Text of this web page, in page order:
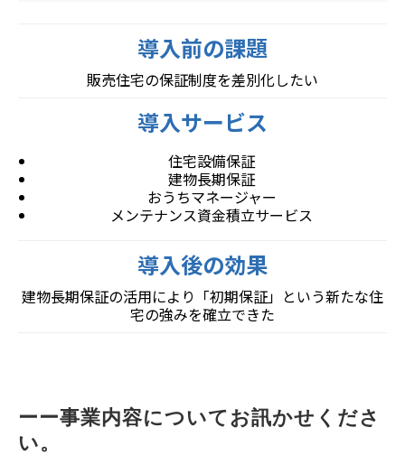
導入前の課題
販売住宅の保証制度を差別化したい
導入サービス
住宅設備保証
建物長期保証
おうちマネージャー
メンテナンス資金積立サービス
導入後の効果
建物長期保証の活用により「初期保証」という新たな住
宅の強みを確立できた
ーー事業内容についてお訊かせくださ
い。